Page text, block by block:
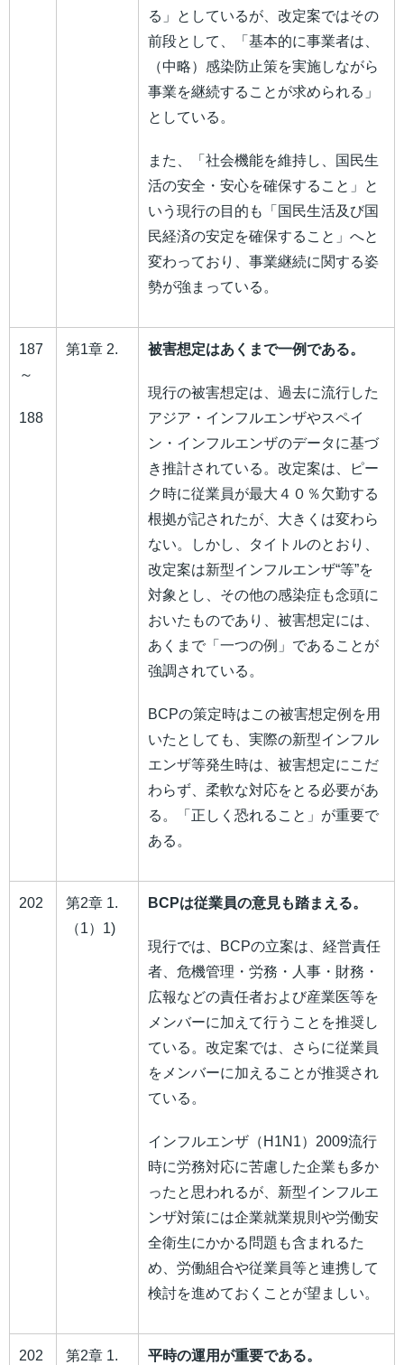
る」としているが、改定案ではその
前段として、「基本的に事業者は、
（中略）感染防止策を実施しながら
事業を継続することが求められる」
としている。
また、「社会機能を維持し、国民生
活の安全・安心を確保すること」と
いう現行の目的も「国民生活及び国
民経済の安定を確保すること」へと
変わっており、事業継続に関する姿
勢が強まっている。
187
～
188
第1章 2. 被害想定はあくまで一例である。
現行の被害想定は、過去に流行した
アジア・インフルエンザやスペイ
ン・インフルエンザのデータに基づ
き推計されている。改定案は、ピー
ク時に従業員が最大４０％欠勤する
根拠が記されたが、大きくは変わら
ない。しかし、タイトルのとおり、
改定案は新型インフルエンザ“等”を
対象とし、その他の感染症も念頭に
おいたものであり、被害想定には、
あくまで「一つの例」であることが
強調されている。
BCPの策定時はこの被害想定例を用
いたとしても、実際の新型インフル
エンザ等発生時は、被害想定にこだ
わらず、柔軟な対応をとる必要があ
る。「正しく恐れること」が重要で
ある。
202
第2章 1.
（1）1)
BCPは従業員の意見も踏まえる。
現行では、BCPの立案は、経営責任
者、危機管理・労務・人事・財務・
広報などの責任者および産業医等を
メンバーに加えて行うことを推奨し
ている。改定案では、さらに従業員
をメンバーに加えることが推奨され
ている。
インフルエンザ（H1N1）2009流行
時に労務対応に苦慮した企業も多か
ったと思われるが、新型インフルエ
ンザ対策には企業就業規則や労働安
全衛生にかかる問題も含まれるた
め、労働組合や従業員等と連携して
検討を進めておくことが望ましい。
202
第2章 1.
平時の運用が重要である。